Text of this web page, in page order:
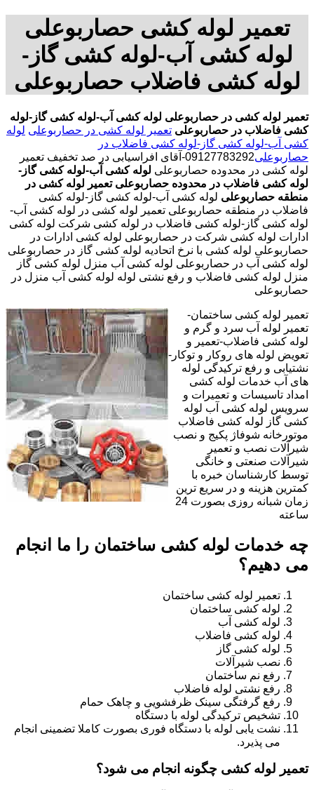
تعمیر لوله کشی حصاربوعلی
لوله کشی آب-لوله کشی گاز-
لوله کشی فاضلاب حصاربوعلی
تعمیر لوله کشی در حصاربوعلی لوله کشی آب-لوله کشی گاز-لوله
کشی فاضلاب در حصاربوعلی تعمیر لوله کشی در حصاربوعلی لوله
کشی آب-لوله کشی گاز-لوله کشی فاضلاب در
حصاربوعلی
09127783292-آقای افراسیابی در صد تخفیف تعمیر
لوله کشی در محدوده حصاربوعلی لوله کشی آب-لوله کشی گاز-
لوله کشی فاضلاب در محدوده حصاربوعلی تعمیر لوله کشی در
منطقه حصاربوعلی لوله کشی آب-لوله کشی گاز-لوله کشی
فاضلاب در منطقه حصاربوعلی تعمیر لوله کشی در لوله کشی آب-
لوله کشی گاز-لوله کشی فاضلاب در لوله کشی شرکت لوله کشی
ادارات لوله کشی شرکت در حصاربوعلی لوله کشی ادارات در
حصاربوعلی لوله کشی با نرخ اتحادیه لوله کشی گاز در حصاربوعلی
لوله کشی آب در حصاربوعلی لوله کشی آب منزل لوله کشی گاز
منزل لوله کشی فاضلاب و رفع نشتی لوله لوله کشی آب منزل در
حصاربوعلی
تعمیر لوله کشی ساختمان-
تعمیر لوله آب سرد و گرم و
لوله کشی فاضلاب-تعمیر و
تعویض لوله های روکار و توکار-
نشتیابی و رفع ترکیدگی لوله
های آب خدمات لوله کشی
امداد تاسیسات و تعمیرات و
سرویس لوله کشی آب لوله
کشی گاز لوله کشی فاضلاب
موتورخانه شوفاژ پکیج و نصب
شیرآلات نصب و تعمیر
شیرآلات صنعتی و خانگی
توسط کارشناسان خبره با
کمترین هزینه و در سریع ترین
زمان شبانه روزی بصورت 24
ساعته
چه خدمات لوله کشی ساختمان را ما انجام
می دهیم؟
تعمیر لوله کشی ساختمان
لوله کشی ساختمان
لوله کشی آب
لوله کشی فاضلاب
لوله کشی گاز
نصب شیرآلات
رفع نم ساختمان
رفع نشتی لوله فاضلاب
رفع گرفتگی سینک ظرفشویی و چاهک حمام
تشخیص ترکیدگی لوله با دستگاه
نشت یابی لوله با دستگاه فوری بصورت کاملا تضمینی انجام
می پذیرد.
تعمیر لوله کشی چگونه انجام می شود؟